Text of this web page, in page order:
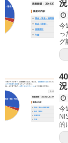
今
っ
グ
今
的